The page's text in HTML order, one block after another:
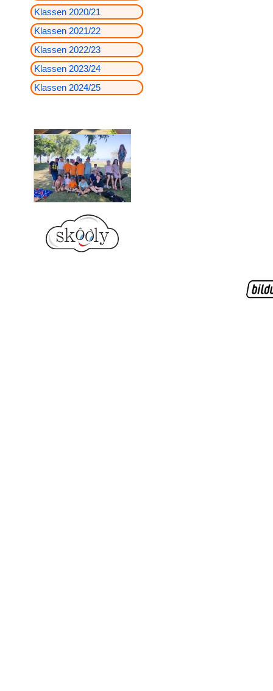
Klassen 2020/21
Klassen 2021/22
Klassen 2022/23
Klassen 2023/24
Klassen 2024/25